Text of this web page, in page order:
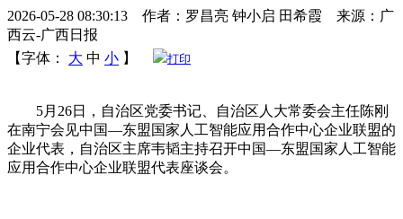
2026-05-28 08:30:13 作者：罗昌亮 钟小启 田希霞 来源：广
西云-广西日报
【字体：
大 中 小 】 打印
5月26日，自治区党委书记、自治区人大常委会主任陈刚
在南宁会见中国—东盟国家人工智能应用合作中心企业联盟的
企业代表，自治区主席韦韬主持召开中国—东盟国家人工智能
应用合作中心企业联盟代表座谈会。